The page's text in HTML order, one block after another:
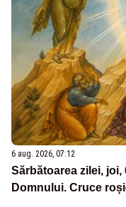
6 aug. 2026, 07:12
Sărbătoarea zilei,
Domnului. Cruce